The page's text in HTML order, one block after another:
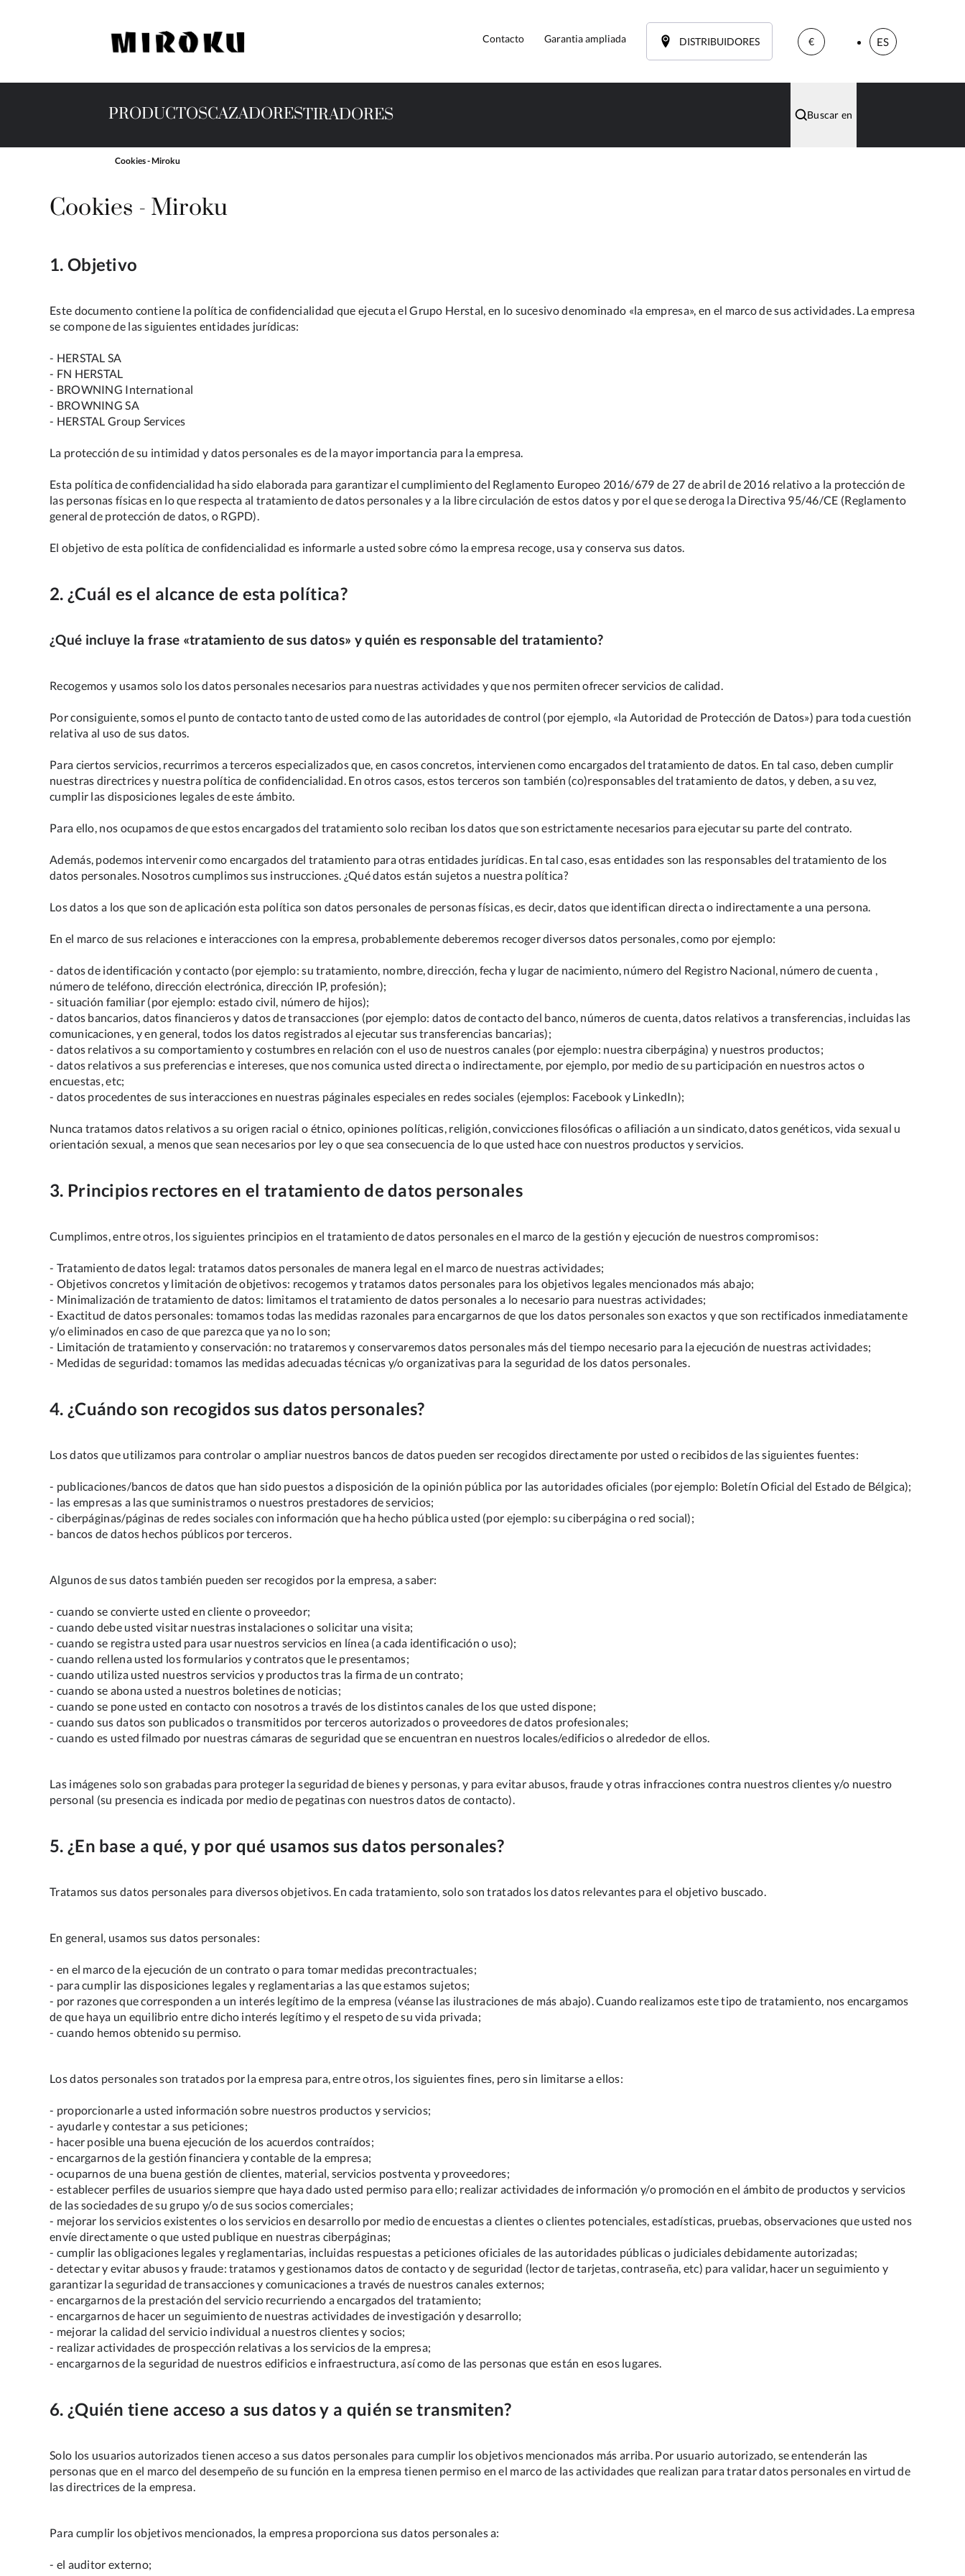
Contacto Garantia ampliada DISTRIBUIDORES € ES
PRODUCTOSCAZADORESTIRADORES Buscar en
Cookies - Miroku
Cookies - Miroku
1. Objetivo
Este documento contiene la política de confidencialidad que ejecuta el Grupo Herstal, en lo sucesivo denominado «la empresa», en el marco de sus actividades. La empresa
se compone de las siguientes entidades jurídicas:
- HERSTAL SA
- FN HERSTAL
- BROWNING International
- BROWNING SA
- HERSTAL Group Services
La protección de su intimidad y datos personales es de la mayor importancia para la empresa.
Esta política de confidencialidad ha sido elaborada para garantizar el cumplimiento del Reglamento Europeo 2016/679 de 27 de abril de 2016 relativo a la protección de
las personas físicas en lo que respecta al tratamiento de datos personales y a la libre circulación de estos datos y por el que se deroga la Directiva 95/46/CE (Reglamento
general de protección de datos, o RGPD).
El objetivo de esta política de confidencialidad es informarle a usted sobre cómo la empresa recoge, usa y conserva sus datos.
2. ¿Cuál es el alcance de esta política?
¿Qué incluye la frase «tratamiento de sus datos» y quién es responsable del tratamiento?
Recogemos y usamos solo los datos personales necesarios para nuestras actividades y que nos permiten ofrecer servicios de calidad.
Por consiguiente, somos el punto de contacto tanto de usted como de las autoridades de control (por ejemplo, «la Autoridad de Protección de Datos») para toda cuestión
relativa al uso de sus datos.
Para ciertos servicios, recurrimos a terceros especializados que, en casos concretos, intervienen como encargados del tratamiento de datos. En tal caso, deben cumplir
nuestras directrices y nuestra política de confidencialidad. En otros casos, estos terceros son también (co)responsables del tratamiento de datos, y deben, a su vez,
cumplir las disposiciones legales de este ámbito.
Para ello, nos ocupamos de que estos encargados del tratamiento solo reciban los datos que son estrictamente necesarios para ejecutar su parte del contrato.
Además, podemos intervenir como encargados del tratamiento para otras entidades jurídicas. En tal caso, esas entidades son las responsables del tratamiento de los
datos personales. Nosotros cumplimos sus instrucciones. ¿Qué datos están sujetos a nuestra política?
Los datos a los que son de aplicación esta política son datos personales de personas físicas, es decir, datos que identifican directa o indirectamente a una persona.
En el marco de sus relaciones e interacciones con la empresa, probablemente deberemos recoger diversos datos personales, como por ejemplo:
- datos de identificación y contacto (por ejemplo: su tratamiento, nombre, dirección, fecha y lugar de nacimiento, número del Registro Nacional, número de cuenta ,
número de teléfono, dirección electrónica, dirección IP, profesión);
- situación familiar (por ejemplo: estado civil, número de hijos);
- datos bancarios, datos financieros y datos de transacciones (por ejemplo: datos de contacto del banco, números de cuenta, datos relativos a transferencias, incluidas las
comunicaciones, y en general, todos los datos registrados al ejecutar sus transferencias bancarias);
- datos relativos a su comportamiento y costumbres en relación con el uso de nuestros canales (por ejemplo: nuestra ciberpágina) y nuestros productos;
- datos relativos a sus preferencias e intereses, que nos comunica usted directa o indirectamente, por ejemplo, por medio de su participación en nuestros actos o
encuestas, etc;
- datos procedentes de sus interacciones en nuestras páginales especiales en redes sociales (ejemplos: Facebook y LinkedIn);
Nunca tratamos datos relativos a su origen racial o étnico, opiniones políticas, religión, convicciones filosóficas o afiliación a un sindicato, datos genéticos, vida sexual u
orientación sexual, a menos que sean necesarios por ley o que sea consecuencia de lo que usted hace con nuestros productos y servicios.
3. Principios rectores en el tratamiento de datos personales
Cumplimos, entre otros, los siguientes principios en el tratamiento de datos personales en el marco de la gestión y ejecución de nuestros compromisos:
- Tratamiento de datos legal: tratamos datos personales de manera legal en el marco de nuestras actividades;
- Objetivos concretos y limitación de objetivos: recogemos y tratamos datos personales para los objetivos legales mencionados más abajo;
- Minimalización de tratamiento de datos: limitamos el tratamiento de datos personales a lo necesario para nuestras actividades;
- Exactitud de datos personales: tomamos todas las medidas razonales para encargarnos de que los datos personales son exactos y que son rectificados inmediatamente
y/o eliminados en caso de que parezca que ya no lo son;
- Limitación de tratamiento y conservación: no trataremos y conservaremos datos personales más del tiempo necesario para la ejecución de nuestras actividades;
- Medidas de seguridad: tomamos las medidas adecuadas técnicas y/o organizativas para la seguridad de los datos personales.
4. ¿Cuándo son recogidos sus datos personales?
Los datos que utilizamos para controlar o ampliar nuestros bancos de datos pueden ser recogidos directamente por usted o recibidos de las siguientes fuentes:
- publicaciones/bancos de datos que han sido puestos a disposición de la opinión pública por las autoridades oficiales (por ejemplo: Boletín Oficial del Estado de Bélgica);
- las empresas a las que suministramos o nuestros prestadores de servicios;
- ciberpáginas/páginas de redes sociales con información que ha hecho pública usted (por ejemplo: su ciberpágina o red social);
- bancos de datos hechos públicos por terceros.
Algunos de sus datos también pueden ser recogidos por la empresa, a saber:
- cuando se convierte usted en cliente o proveedor;
- cuando debe usted visitar nuestras instalaciones o solicitar una visita;
- cuando se registra usted para usar nuestros servicios en línea (a cada identificación o uso);
- cuando rellena usted los formularios y contratos que le presentamos;
- cuando utiliza usted nuestros servicios y productos tras la firma de un contrato;
- cuando se abona usted a nuestros boletines de noticias;
- cuando se pone usted en contacto con nosotros a través de los distintos canales de los que usted dispone;
- cuando sus datos son publicados o transmitidos por terceros autorizados o proveedores de datos profesionales;
- cuando es usted filmado por nuestras cámaras de seguridad que se encuentran en nuestros locales/edificios o alrededor de ellos.
Las imágenes solo son grabadas para proteger la seguridad de bienes y personas, y para evitar abusos, fraude y otras infracciones contra nuestros clientes y/o nuestro
personal (su presencia es indicada por medio de pegatinas con nuestros datos de contacto).
5. ¿En base a qué, y por qué usamos sus datos personales?
Tratamos sus datos personales para diversos objetivos. En cada tratamiento, solo son tratados los datos relevantes para el objetivo buscado.
En general, usamos sus datos personales:
- en el marco de la ejecución de un contrato o para tomar medidas precontractuales;
- para cumplir las disposiciones legales y reglamentarias a las que estamos sujetos;
- por razones que corresponden a un interés legítimo de la empresa (véanse las ilustraciones de más abajo). Cuando realizamos este tipo de tratamiento, nos encargamos
de que haya un equilibrio entre dicho interés legítimo y el respeto de su vida privada;
- cuando hemos obtenido su permiso.
Los datos personales son tratados por la empresa para, entre otros, los siguientes fines, pero sin limitarse a ellos:
- proporcionarle a usted información sobre nuestros productos y servicios;
- ayudarle y contestar a sus peticiones;
- hacer posible una buena ejecución de los acuerdos contraídos;
- encargarnos de la gestión financiera y contable de la empresa;
- ocuparnos de una buena gestión de clientes, material, servicios postventa y proveedores;
- establecer perfiles de usuarios siempre que haya dado usted permiso para ello; realizar actividades de información y/o promoción en el ámbito de productos y servicios
de las sociedades de su grupo y/o de sus socios comerciales;
- mejorar los servicios existentes o los servicios en desarrollo por medio de encuestas a clientes o clientes potenciales, estadísticas, pruebas, observaciones que usted nos
envíe directamente o que usted publique en nuestras ciberpáginas;
- cumplir las obligaciones legales y reglamentarias, incluidas respuestas a peticiones oficiales de las autoridades públicas o judiciales debidamente autorizadas;
- detectar y evitar abusos y fraude: tratamos y gestionamos datos de contacto y de seguridad (lector de tarjetas, contraseña, etc) para validar, hacer un seguimiento y
garantizar la seguridad de transacciones y comunicaciones a través de nuestros canales externos;
- encargarnos de la prestación del servicio recurriendo a encargados del tratamiento;
- encargarnos de hacer un seguimiento de nuestras actividades de investigación y desarrollo;
- mejorar la calidad del servicio individual a nuestros clientes y socios;
- realizar actividades de prospección relativas a los servicios de la empresa;
- encargarnos de la seguridad de nuestros edificios e infraestructura, así como de las personas que están en esos lugares.
6. ¿Quién tiene acceso a sus datos y a quién se transmiten?
Solo los usuarios autorizados tienen acceso a sus datos personales para cumplir los objetivos mencionados más arriba. Por usuario autorizado, se entenderán las
personas que en el marco del desempeño de su función en la empresa tienen permiso en el marco de las actividades que realizan para tratar datos personales en virtud de
las directrices de la empresa.
Para cumplir los objetivos mencionados, la empresa proporciona sus datos personales a:
- el auditor externo;